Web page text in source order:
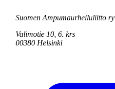
Suomen Ampumaurheiluliitto ry
Valimotie 10, 6. krs
00380 Helsinki